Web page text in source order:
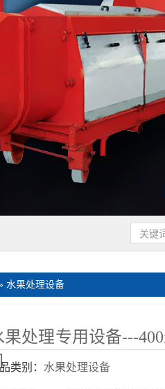
水果处理设备
果处理专用设备---
类别： 水果处理设备